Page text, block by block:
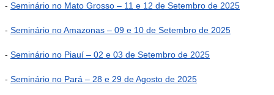
- Seminário no Mato Grosso – 11 e 12 de Setembro de 2025
- Seminário no Amazonas – 09 e 10 de Setembro de 2025
- Seminário no Piauí – 02 e 03 de Setembro de 2025
- Seminário no Pará – 28 e 29 de Agosto de 2025